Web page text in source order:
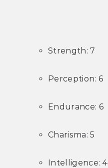
Strength: 7
Perception: 6
Endurance: 6
Charisma: 5
Intelligence: 4